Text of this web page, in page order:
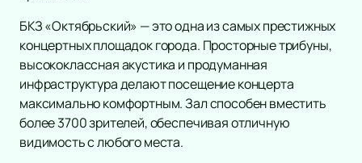
Новогодняя сказка
Детский квест
Stand Up
Хип-хоп
Джаз и блюз
Фестиваль
Рэп
Юмористическое шоу
Ансамбль
Электронная музыка
Пьеса
Опера
Музыкальный спектакль
Мюзикл
Творческий вечер
Моноспектакль
Трагикомедия
Оперетта
Хоккей
Кубок России
Фигурное катание
Турнир имени Пучкова
Хоккей. Товарищеский матч
Гран-при России по фигурному катанию
Популярное 6
Спектакль ГубернаторTherr Maitz в Roof PlaceБалет Щелкунчик
Подборки 11
Подарочные сертификаты ХоккейФигурное катание
БКЗ «Октябрьский» — это одна из самых престижных
концертных площадок города. Просторные трибуны,
высококлассная акустика и продуманная
инфраструктура делают посещение концерта
максимально комфортным. Зал способен вместить
более 3700 зрителей, обеспечивая отличную
видимость с любого места.